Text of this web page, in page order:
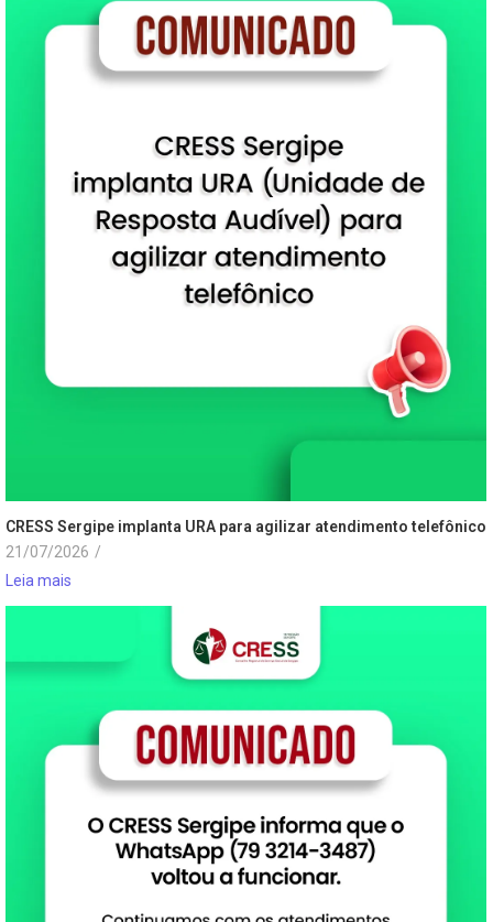
CRESS Sergipe implanta URA para agilizar atendimento telefônico
21/07/2026 /
Leia mais